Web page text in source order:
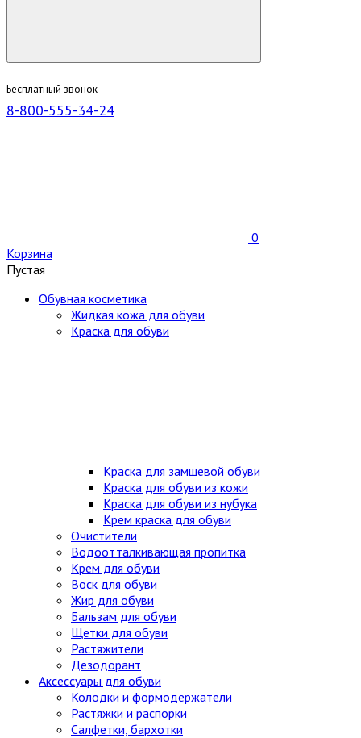
Бесплатный звонок
8-800-555-34-24
0
Корзина
Пустая
Обувная косметика
Жидкая кожа для обуви
Краска для обуви
Краска для замшевой обуви
Краска для обуви из кожи
Краска для обуви из нубука
Крем краска для обуви
Очистители
Водоотталкивающая пропитка
Крем для обуви
Воск для обуви
Жир для обуви
Бальзам для обуви
Щетки для обуви
Растяжители
Дезодорант
Аксессуары для обуви
Колодки и формодержатели
Растяжки и распорки
Салфетки, бархотки